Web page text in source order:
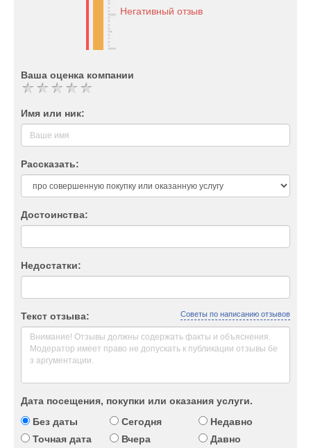
Негативный отзыв
Ваша оценка компании
Имя или ник:
Рассказать:
Достоинства:
Недостатки:
Текст отзыва: Советы по написанию отзывов
Дата посещения, покупки или оказания услуги.
Без даты
Сегодня
Недавно
Точная дата
Вчера Давно